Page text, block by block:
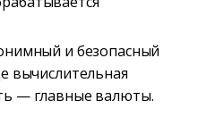
и безопасный
вычислительная
— главные валюты.